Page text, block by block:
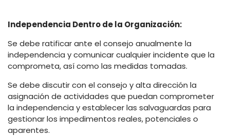
Independencia Dentro de la Organización:
Se debe ratificar ante el consejo anualmente la
independencia y comunicar cualquier incidente que la
comprometa, así como las medidas tomadas.
Se debe discutir con el consejo y alta dirección la
asignación de actividades que puedan comprometer
la independencia y establecer las salvaguardas para
gestionar los impedimentos reales, potenciales o
aparentes.